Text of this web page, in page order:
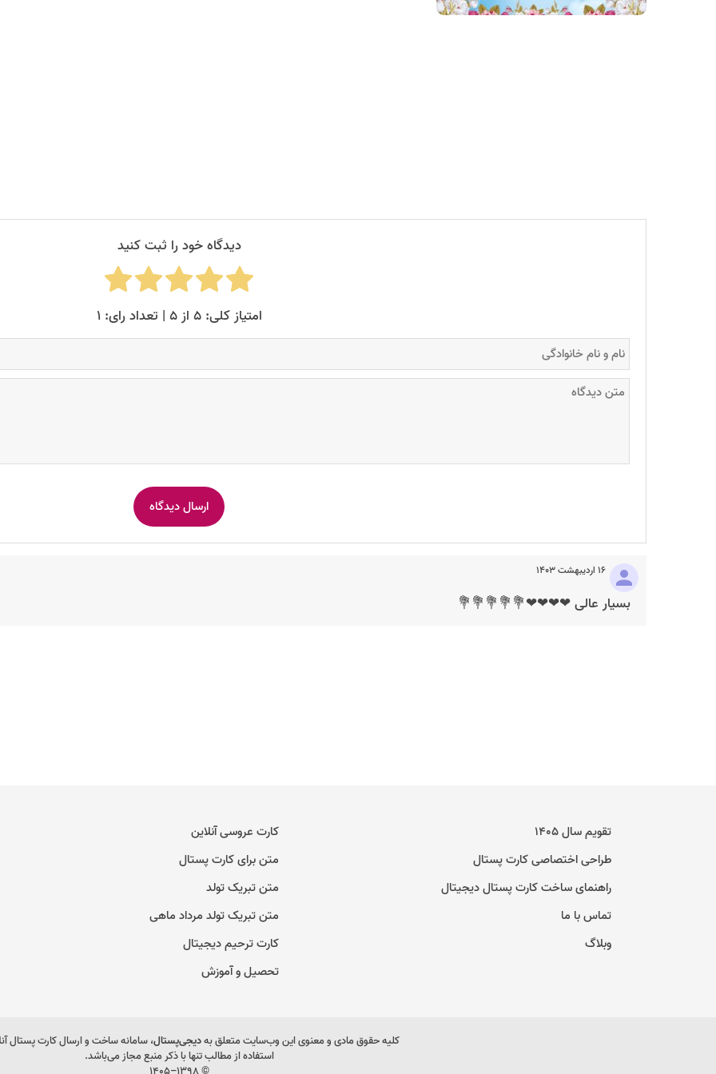
دیدگاه خود را ثبت کنید
امتیاز کلی: ۵ از ۵ | تعداد رای: ۱
۱۶ اردیبهشت ۱۴۰۳
بسیار عالی ❤❤❤❤💐💐💐💐💐
تقویم سال ۱۴۰۵
طراحی اختصاصی کارت پستال
راهنمای ساخت کارت پستال دیجیتال
تماس با ما
وبلاگ
کارت عروسی آنلاین
متن برای کارت پستال
متن تبریک تولد
متن تبریک تولد مرداد ماهی
کارت ترحیم دیجیتال
تحصیل و آموزش
کلیه حقوق مادی و معنوی این وب‌سایت متعلق بهدیجی‌پستال، سامانه ساخت و ارسال کارت پستال
استفاده از مطالب تنها با ذکر منبع مجاز می‌باشد.